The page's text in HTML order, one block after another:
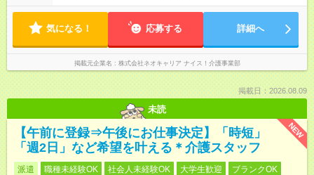
気になる！ 応募する 詳細へ
掲載元企業名 株式会社ネオキャリア ナイス！介護事業部
掲載日：2026.08.09
未読
NEW
【午前に登録⇒午後にお仕事決定】「時短」
「週2日」など希望を叶える＊介護スタッフ
派遣 職種未経験OK 社会人未経験OK 大学生歓迎
ブランクOK